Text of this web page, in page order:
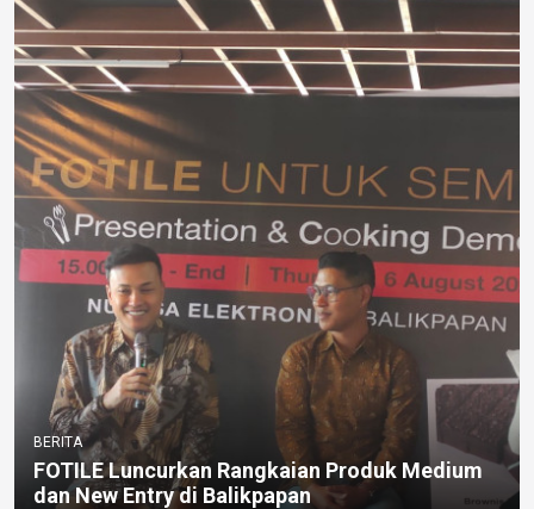
BERITA
FOTILE Luncurkan Rangkaian Produk Medium
dan New Entry di Balikpapan